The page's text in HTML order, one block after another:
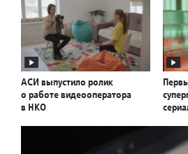
АСИ выпустило ролик
о работе видеооператора
в НКО